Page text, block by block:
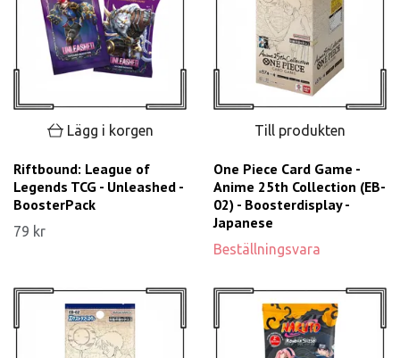
Lägg i korgen
Riftbound: League of
Legends TCG - Unleashed -
BoosterPack
79 kr
Till produkten
One Piece Card Game -
Anime 25th Collection (EB-
02) - Boosterdisplay -
Japanese
Beställningsvara